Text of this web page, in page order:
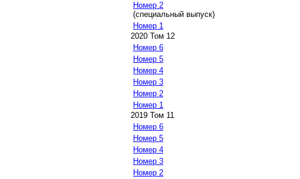
Номер 2
(специальный выпуск)
Номер 1
2020 Том 12
Номер 6
Номер 5
Номер 4
Номер 3
Номер 2
Номер 1
2019 Том 11
Номер 6
Номер 5
Номер 4
Номер 3
Номер 2